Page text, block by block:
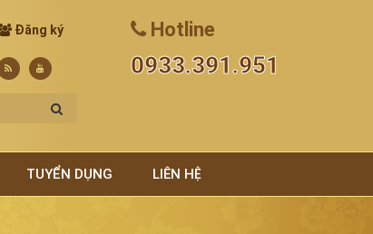
Đăng ký Hotline
0933.391.951
TUYỂN DỤNG LIÊN HỆ